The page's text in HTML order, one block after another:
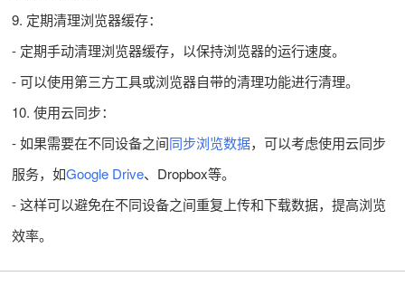
9. 定期清理浏览器缓存：
- 定期手动清理浏览器缓存，以保持浏览器的运行速度。
- 可以使用第三方工具或浏览器自带的清理功能进行清理。
10. 使用云同步：
- 如果需要在不同设备之间同步浏览数据，可以考虑使用云同步
服务，如Google Drive、Dropbox等。
- 这样可以避免在不同设备之间重复上传和下载数据，提高浏览
效率。